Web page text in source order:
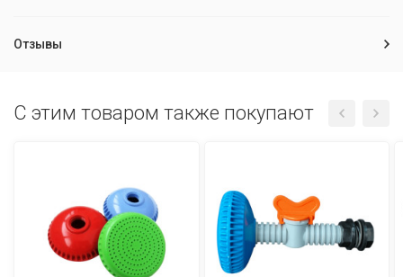
Отзывы
C этим товаром также покупают